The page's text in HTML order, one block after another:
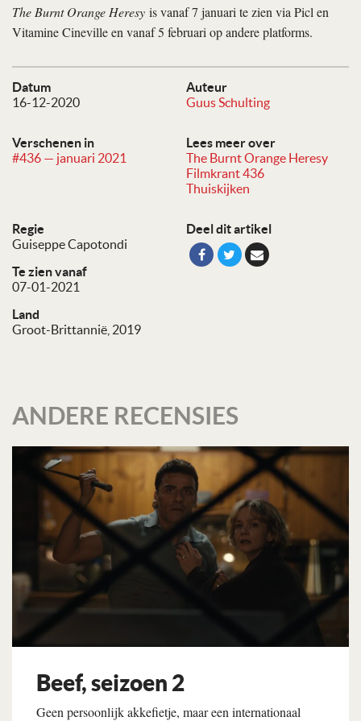
Datum
16-12-2020
Auteur
Guus Schulting
Verschenen in
#436 — januari 2021
Lees meer over
The Burnt Orange Heresy
Filmkrant 436
Thuiskijken
Regie
Guiseppe Capotondi
Te zien vanaf
07-01-2021
Land
Groot-Brittannië, 2019
Deel dit artikel
The Burnt Orange Heresy is vanaf 7 januari te zien via Picl en
Vitamine Cineville en vanaf 5 februari op andere platforms.
ANDERE RECENSIES
Beef, seizoen 2
Geen persoonlijk akkefietje, maar een internationaal